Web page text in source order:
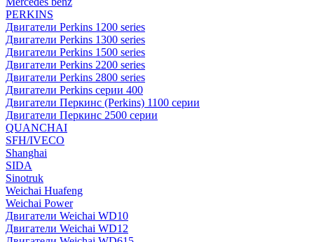
PERKINS
Двигатели Perkins 1200 series
Двигатели Perkins 1300 series
Двигатели Perkins 1500 series
Двигатели Perkins 2200 series
Двигатели Perkins 2800 series
Двигатели Perkins серии 400
Двигатели Перкинс (Perkins) 1100 серии
Двигатели Перкинс 2500 серии
QUANCHAI
SFH/IVECO
Shanghai
SIDA
Sinotruk
Weichai Huafeng
Weichai Power
Двигатели Weichai WD10
Двигатели Weichai WD12